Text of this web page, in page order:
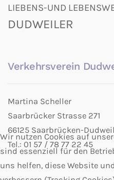
LIEBENS-UND
DUDWEILER
Verkehrsverein
Martina Scheller
Saarbrücker Strasse 271
66125 Saarbrücken-
Tel.: 01 57 / 78 77 22 45
Wir nutzen Cookies auf
sind essenziell für den
uns helfen, diese Website